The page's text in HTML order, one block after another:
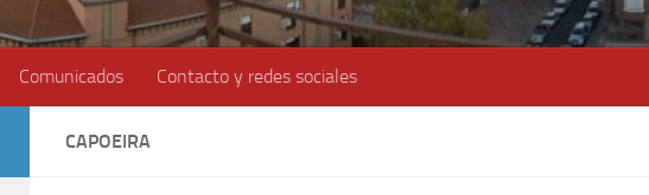
Comunicados Contacto y redes sociales
CAPOEIRA